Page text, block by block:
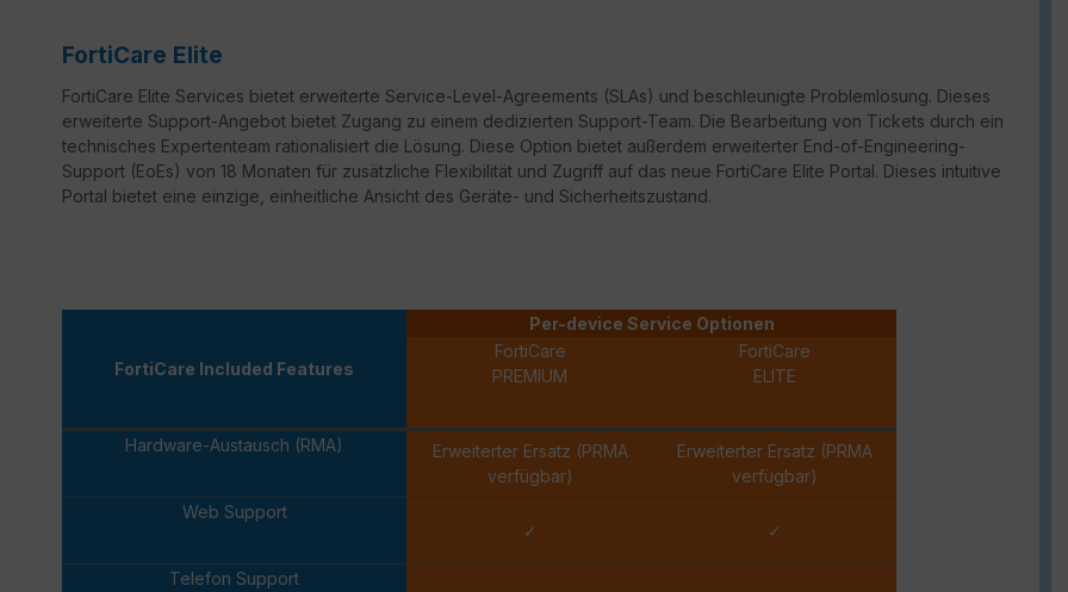
FortiCare Elite
FortiCare Elite Services bietet erweiterte Service-Level-Agreements (SLAs) und beschleunigte Problemlösung. Dieses
erweiterte Support-Angebot bietet Zugang zu einem dedizierten Support-Team. Die Bearbeitung von Tickets durch ein
technisches Expertenteam rationalisiert die Lösung. Diese Option bietet außerdem erweiterter End-of-Engineering-
Support (EoEs) von 18 Monaten für zusätzliche Flexibilität und Zugriff auf das neue FortiCare Elite Portal. Dieses intuitive
Portal bietet eine einzige, einheitliche Ansicht des Geräte- und Sicherheitszustand.
FortiCare Included Features
Per-device Service Optionen
FortiCare
PREMIUM
FortiCare
ELITE
Hardware-Austausch (RMA)
Erweiterter Ersatz (PRMA
verfügbar)
Erweiterter Ersatz (PRMA
verfügbar)
Web Support
✓
✓
Telefon Support